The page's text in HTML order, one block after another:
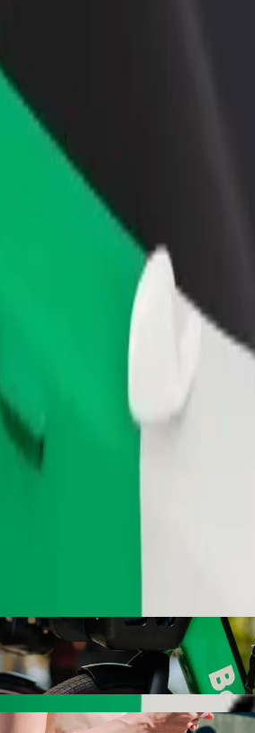
edin və
necə səfər etmək olar?
yaxşı yolunu axtarırsınız?
(VST) nöqtəsindən